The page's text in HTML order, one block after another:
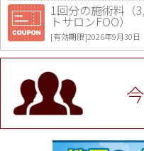
1回分の施術料（
トサロンFOO）
[有効期限]2026年9月30日
値段提示後「ジ
P！※チケットと
駅前店）
[有効期限]2026年9月30日
★ジモア限定特典
ュラル＆ハンド
[有効期限]2026年9月30日